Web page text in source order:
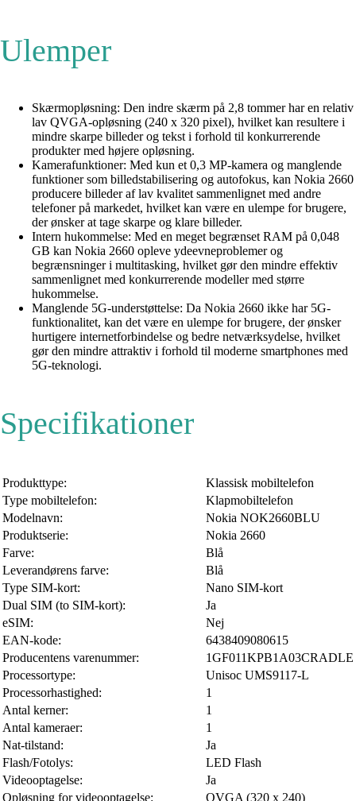
Ulemper
Skærmopløsning: Den indre skærm på 2,8 tommer har en relativ
lav QVGA-opløsning (240 x 320 pixel), hvilket kan resultere i
mindre skarpe billeder og tekst i forhold til konkurrerende
produkter med højere opløsning.
Kamerafunktioner: Med kun et 0,3 MP-kamera og manglende
funktioner som billedstabilisering og autofokus, kan Nokia 2660
producere billeder af lav kvalitet sammenlignet med andre
telefoner på markedet, hvilket kan være en ulempe for brugere,
der ønsker at tage skarpe og klare billeder.
Intern hukommelse: Med en meget begrænset RAM på 0,048
GB kan Nokia 2660 opleve ydeevneproblemer og
begrænsninger i multitasking, hvilket gør den mindre effektiv
sammenlignet med konkurrerende modeller med større
hukommelse.
Manglende 5G-understøttelse: Da Nokia 2660 ikke har 5G-
funktionalitet, kan det være en ulempe for brugere, der ønsker
hurtigere internetforbindelse og bedre netværksydelse, hvilket
gør den mindre attraktiv i forhold til moderne smartphones med
5G-teknologi.
Specifikationer
Produkttype:
Klassisk mobiltelefon
Type mobiltelefon:
Klapmobiltelefon
Modelnavn:
Nokia NOK2660BLU
Produktserie:
Nokia 2660
Farve:
Blå
Leverandørens farve:
Blå
Type SIM-kort:
Nano SIM-kort
Dual SIM (to SIM-kort):
Ja
eSIM:
Nej
EAN-kode:
6438409080615
Producentens varenummer:
1GF011KPB1A03CRADLE
Processortype:
Unisoc UMS9117-L
Processorhastighed:
1
Antal kerner:
1
Antal kameraer:
1
Nat-tilstand:
Ja
Flash/Fotolys:
LED Flash
Videooptagelse:
Ja
Opløsning for videooptagelse:
QVGA (320 x 240)